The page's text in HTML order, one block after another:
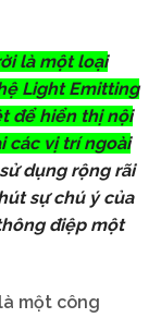
là một loại
Light Emitting
để hiển thị nội
các vị trí ngoài
dụng rộng rãi
sự chú ý của
điệp một
là một công